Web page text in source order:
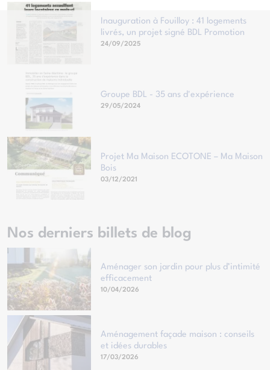
Inauguration à Fouilloy : 41 logements
livrés, un projet signé BDL Promotion
24/09/2025
Groupe BDL - 35 ans d'expérience
29/05/2024
Projet Ma Maison ECOTONE – Ma Maison
Bois
03/12/2021
Nos derniers billets de blog
Aménager son jardin pour plus d’intimité
efficacement
10/04/2026
Aménagement façade maison : conseils
et idées durables
17/03/2026